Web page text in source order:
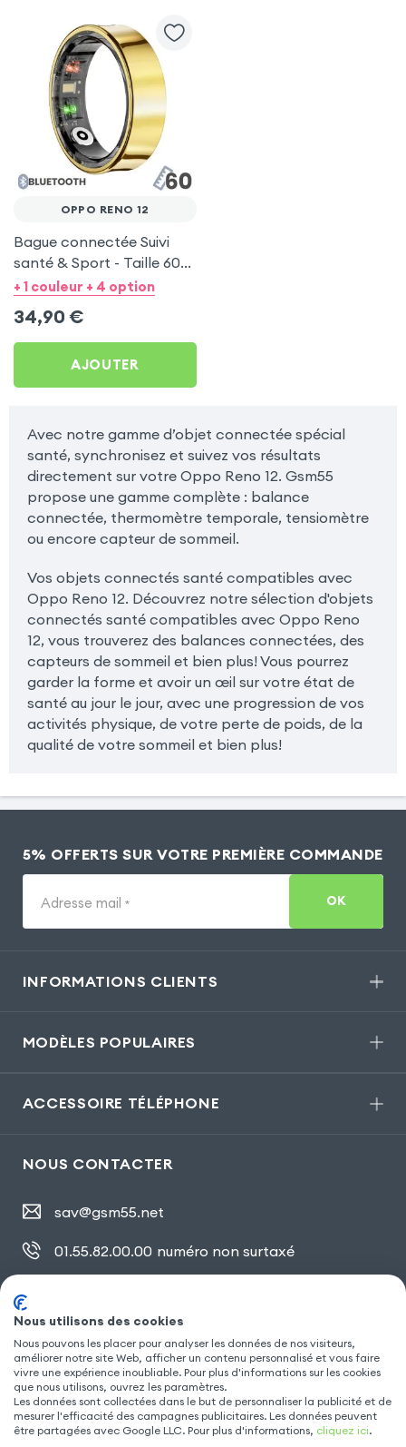
OPPO RENO 12
Bague connectée Suivi
santé & Sport - Taille 60
Or
+ 1 couleur + 4 option
34,90 €
AJOUTER
Avec notre gamme d’objet connectée spécial
santé, synchronisez et suivez vos résultats
directement sur votre Oppo Reno 12. Gsm55
propose une gamme complète : balance
connectée, thermomètre temporale, tensiomètre
ou encore capteur de sommeil.
Vos objets connectés santé compatibles avec
Oppo Reno 12. Découvrez notre sélection d'objets
connectés santé compatibles avec Oppo Reno
12, vous trouverez des balances connectées, des
capteurs de sommeil et bien plus! Vous pourrez
garder la forme et avoir un œil sur votre état de
santé au jour le jour, avec une progression de vos
activités physique, de votre perte de poids, de la
qualité de votre sommeil et bien plus!
5% OFFERTS SUR VOTRE PREMIÈRE COMMANDE
Adresse mail * OK
INFORMATIONS CLIENTS
MODÈLES POPULAIRES
ACCESSOIRE TÉLÉPHONE
NOUS CONTACTER
sav@gsm55.net
01.55.82.00.00 numéro non surtaxé
SUIVEZ NOUS
Nous utilisons des cookies
Nous pouvons les placer pour analyser les données de nos visiteurs,
améliorer notre site Web, afficher un contenu personnalisé et vous faire
vivre une expérience inoubliable. Pour plus d'informations sur les cookies
que nous utilisons, ouvrez les paramètres.
Les données sont collectées dans le but de personnaliser la publicité et de
mesurer l'efficacité des campagnes publicitaires. Les données peuvent
être partagées avec Google LLC. Pour plus d'informations, cliquez ici.